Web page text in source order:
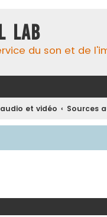
Lab
du son et de
et vidéo Sources